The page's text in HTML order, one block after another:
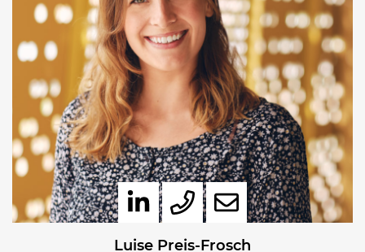
Luise Preis-Frosch